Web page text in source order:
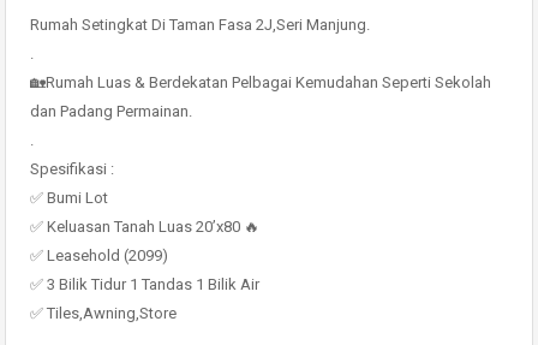
Rumah Setingkat Di Taman Fasa 2J,Seri Manjung.
🏡Rumah Luas & Berdekatan Pelbagai Kemudahan Seperti Sekolah
dan Padang Permainan.
Spesifikasi :
✅ Bumi Lot
✅ Keluasan Tanah Luas 20’x80 🔥
✅ Leasehold (2099)
✅ 3 Bilik Tidur 1 Tandas 1 Bilik Air
✅ Tiles,Awning,Store